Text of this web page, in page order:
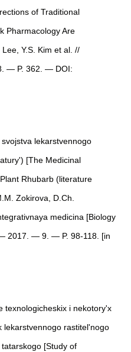
of Traditional
Pharmacology Are
Lee, Y.S. Kim et al. //
— P. 362. — DOI:
lekarstvennogo
[The Medicinal
Rhubarb (literature
Zokirova, D.Ch.
medicina [Biology
— 2017. — 9. — P. 98-118. [in
texnologicheskix i nekotory'x
lekarstvennogo rastitel'nogo
[Study of